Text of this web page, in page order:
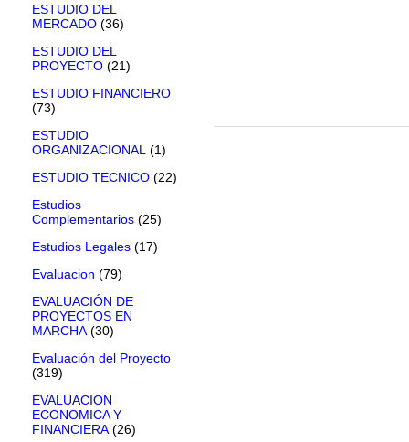
ESTUDIO DEL
MERCADO (36)
ESTUDIO DEL
PROYECTO (21)
ESTUDIO FINANCIERO
(73)
ESTUDIO
ORGANIZACIONAL (1)
ESTUDIO TECNICO (22)
Estudios
Complementarios (25)
Estudios Legales (17)
Evaluacion (79)
EVALUACIÓN DE
PROYECTOS EN
MARCHA (30)
Evaluación del Proyecto
(319)
EVALUACION
ECONOMICA Y
FINANCIERA (26)